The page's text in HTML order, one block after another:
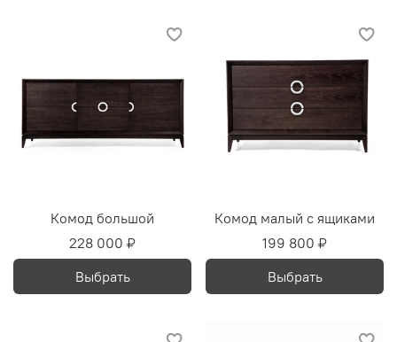
Комод большой
228 000 ₽
Выбрать
Комод малый c ящиками
199 800 ₽
Выбрать